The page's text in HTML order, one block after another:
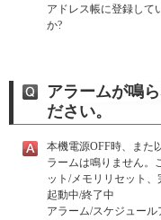
アドレス帳に登録して
か?
アラームが鳴
ださい。
本機電源OFF時、また
ラームは鳴りません。
ット/メモリリセット、
起動中/終了中
アラーム/スケジュー